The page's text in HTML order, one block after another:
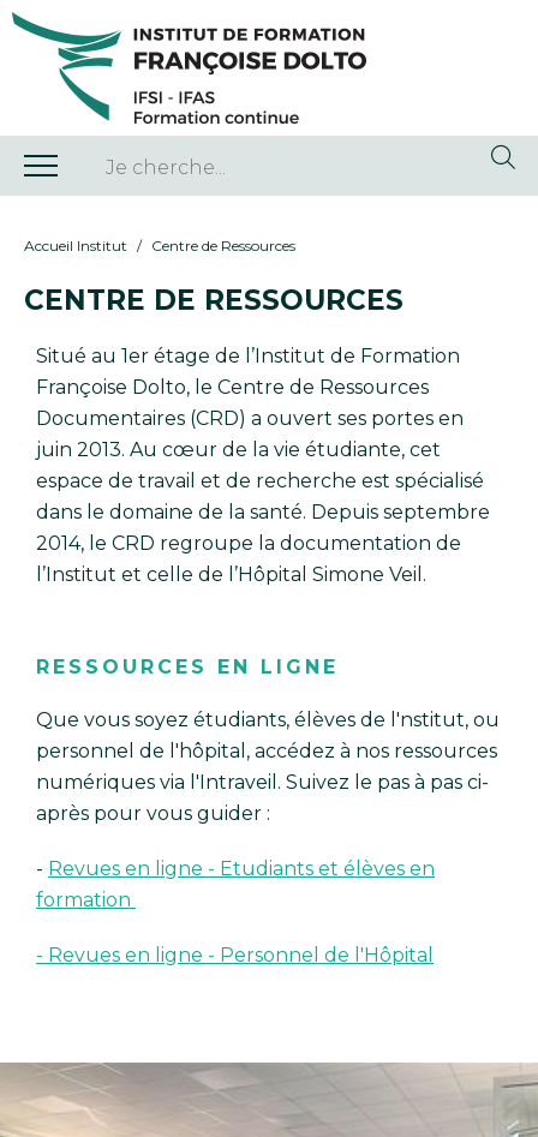
Accueil Institut Centre de Ressources
CENTRE DE RESSOURCES
Situé au 1er étage de l’Institut de Formation
Françoise Dolto, le Centre de Ressources
Documentaires (CRD) a ouvert ses portes en
juin 2013. Au cœur de la vie étudiante, cet
espace de travail et de recherche est spécialisé
dans le domaine de la santé. Depuis septembre
2014, le CRD regroupe la documentation de
l’Institut et celle de l’Hôpital Simone Veil.
RESSOURCES EN LIGNE
Que vous soyez étudiants, élèves de l'nstitut, ou
personnel de l'hôpital, accédez à nos ressources
numériques via l'Intraveil. Suivez le pas à pas ci-
après pour vous guider :
- Revues en ligne - Etudiants et élèves en
formation
- Revues en ligne - Personnel de l'Hôpital